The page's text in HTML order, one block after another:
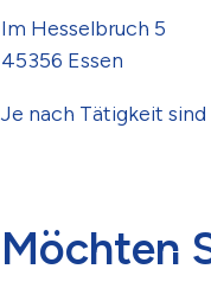
Im Hesselbruch 5
45356 Essen
Je nach Tätigkeit
Möchten